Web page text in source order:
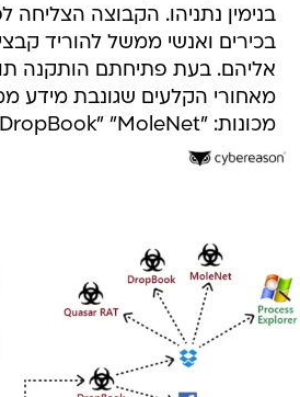
בנימין נתניהו. הקבוצה הצליחה
בכירים ואנשי ממשל להוריד
אליהם. בעת פתיחתם הותקנה
מאחורי הקלעים שגונבת מידע
מכונות: "SharpStage" DropBook" "MoleNet".